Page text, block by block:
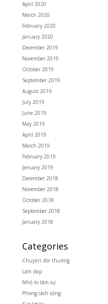
April 2020
March 2020
February 2020
January 2020
December 2019
November 2019
October 2019
September 2019
August 2019
July 2019
June 2019
May 2019
April 2019
March 2019
February 2019
January 2019
December 2018
November 2018
October 2018
September 2018
January 2018
Categories
Chuyện đời thường
Làm đẹp
Nhỏ to tâm sự
Phong cách sống